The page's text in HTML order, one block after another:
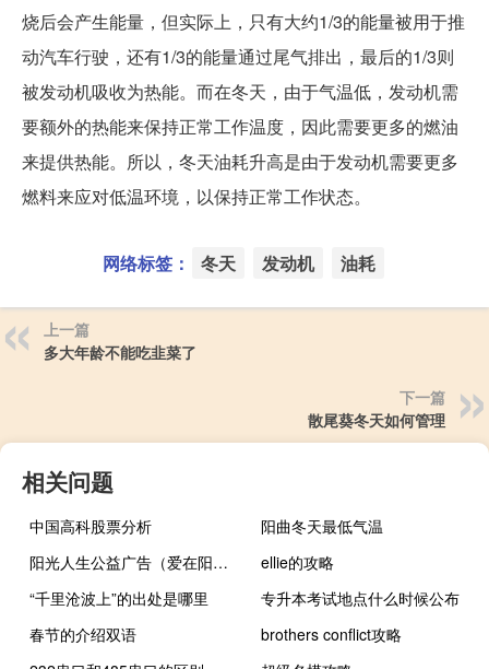
烧后会产生能量，但实际上，只有大约1/3的能量被用于推
动汽车行驶，还有1/3的能量通过尾气排出，最后的1/3则
被发动机吸收为热能。而在冬天，由于气温低，发动机需
要额外的热能来保持正常工作温度，因此需要更多的燃油
来提供热能。所以，冬天油耗升高是由于发动机需要更多
燃料来应对低温环境，以保持正常工作状态。
网络标签： 冬天 发动机 油耗
上一篇
多大年龄不能吃韭菜了
下一篇
散尾葵冬天如何管理
相关问题
中国高科股票分析
阳曲冬天最低气温
阳光人生公益广告（爱在阳光下公益广告）
ellie的攻略
“千里沧波上”的出处是哪里
专升本考试地点什么时候公布
春节的介绍双语
brothers conflict攻略